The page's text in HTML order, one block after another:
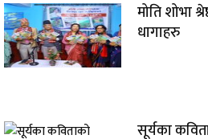
मोति शोभा
धागाहरु
सूर्यका